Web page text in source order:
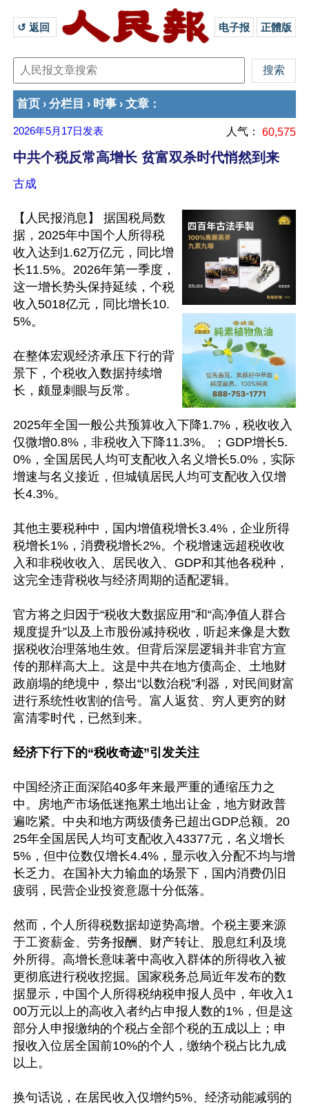
↺ 返回 电子报 正體版
首页 › 分栏目 › 时事 › 文章 ：
2026年5月17日 发表 人气： 60,575
中共个税反常高增长 贫富双杀时代悄然到来
古成
【人民报消息】 据国税局数
据，2025年中国个人所得税
收入达到1.62万亿元，同比增
长11.5%。2026年第一季度，
这一增长势头保持延续，个税
收入5018亿元，同比增长10.
5%。
在整体宏观经济承压下行的背
景下，个税收入数据持续增
长，颇显刺眼与反常。
2025年全国一般公共预算收入下降1.7%，税收收入
仅微增0.8%，非税收入下降11.3%。；GDP增长5.
0%，全国居民人均可支配收入名义增长5.0%，实际
增速与名义接近，但城镇居民人均可支配收入仅增
长4.3%。
其他主要税种中，国内增值税增长3.4%，企业所得
税增长1%，消费税增长2%。个税增速远超税收收
入和非税收收入、居民收入、GDP和其他各税种，
这完全违背税收与经济周期的适配逻辑。
官方将之归因于“税收大数据应用”和“高净值人群合
规度提升”以及上市股份减持税收，听起来像是大数
据税收治理落地生效。但背后深层逻辑并非官方宣
传的那样高大上。这是中共在地方债高企、土地财
政崩塌的绝境中，祭出“以数治税”利器，对民间财富
进行系统性收割的信号。富人返贫、穷人更穷的财
富清零时代，已然到来。
经济下行下的“税收奇迹”引发关注
中国经济正面深陷40多年来最严重的通缩压力之
中。房地产市场低迷拖累土地出让金，地方财政普
遍吃紧。中央和地方两级债务已超出GDP总额。20
25年全国居民人均可支配收入43377元，名义增长
5%，但中位数仅增长4.4%，显示收入分配不均与增
长乏力。在国补大力输血的场景下，国内消费仍旧
疲弱，民营企业投资意愿十分低落。
然而，个人所得税数据却逆势高增。个税主要来源
于工资薪金、劳务报酬、财产转让、股息红利及境
外所得。高增长意味著中高收入群体的所得收入被
更彻底进行税收挖掘。国家税务总局近年发布的数
据显示，中国个人所得税纳税申报人员中，年收入1
00万元以上的高收入者约占申报人数的1%，但是这
部分人申报缴纳的个税占全部个税的五成以上；申
报收入位居全国前10%的个人，缴纳个税占比九成
以上。
换句话说，在居民收入仅增约5%、经济动能减弱的